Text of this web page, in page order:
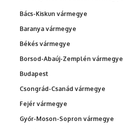
Bács-Kiskun vármegye
Baranya vármegye
Békés vármegye
Borsod-Abaúj-Zemplén vármegye
Budapest
Csongrád-Csanád vármegye
Fejér vármegye
Győr-Moson-Sopron vármegye